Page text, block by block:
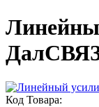
Код Товара: